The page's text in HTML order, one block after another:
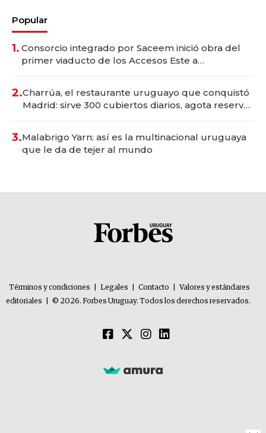
Popular
1. Consorcio integrado por Saceem inició obra del
primer viaducto de los Accesos Este a
2.Charrúa, el restaurante uruguayo que conquistó
Madrid: sirve 300 cubiertos diarios, agota reservas
3.Malabrigo Yarn: así es la multinacional uruguaya
que le da de tejer al mundo
Términos y condiciones Legales Contacto
Valores y estándares
editoriales
© 2026. Forbes Uruguay. Todos los derechos reservados.